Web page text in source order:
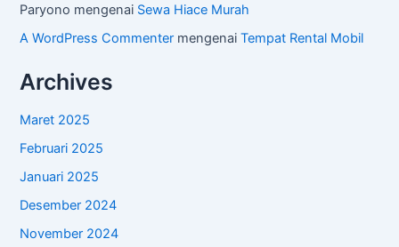
Paryono mengenai Sewa Hiace Murah
A WordPress Commenter mengenaiTempat Rental Mobil
Archives
Maret 2025
Februari 2025
Januari 2025
Desember 2024
November 2024